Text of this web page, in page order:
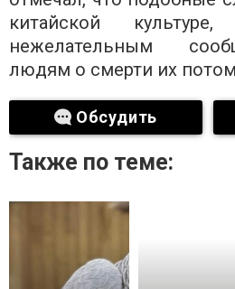
китайской
нежелательным
людям о смерти их
Обсудить
Также по теме: